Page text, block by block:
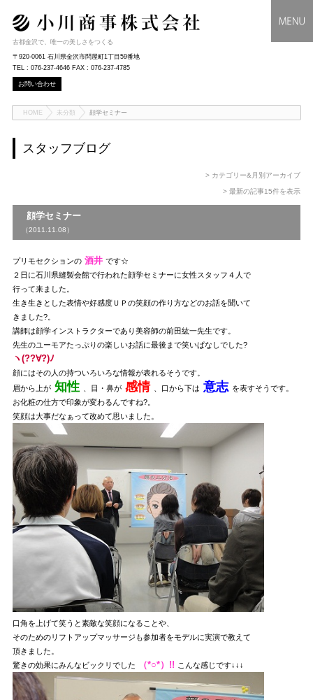
古都金沢で、唯一の美しさをつくる
〒920-0061 石川県金沢市問屋町1丁目59番地
TEL : 076-237-4646 FAX : 076-237-4785
お問い合わせ
HOME 未分類 顔学セミナー
スタッフブログ
> カテゴリー&月別アーカイブ
> 最新の記事15件を表示
顔学セミナー
（2011.11.08）
プリモセクションの酒井 です☆
２日に石川県縫製会館で行われた顔学セミナーに女性スタッフ４人で
行って来ました。
生き生きとした表情や好感度ＵＰの笑顔の作り方などのお話を聞いて
きました?。
講師は顔学インストラクターであり美容師の前田紘一先生です。
先生のユーモアたっぷりの楽しいお話に最後まで笑いぱなしでした?
ヽ(??∀?)ﾉ
顔にはその人の持ついろいろな情報が表れるそうです。
眉から上が知性 、目・鼻が感情 、口から下は 意志 を表すそうです。
お化粧の仕方で印象が変わるんですね?。
笑顔は大事だなぁって改めて思いました。
口角を上げて笑うと素敵な笑顔になることや、
そのためのリフトアップマッサージも参加者をモデルに実演で教えて
頂きました。
驚きの効果にみんなビックリでした
（*○*）!! こんな感じです↓↓↓